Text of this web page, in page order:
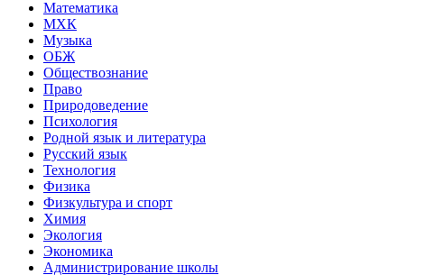
Математика
МХК
Музыка
ОБЖ
Обществознание
Право
Природоведение
Психология
Родной язык и литература
Русский язык
Технология
Физика
Физкультура и спорт
Химия
Экология
Экономика
Администрирование школы